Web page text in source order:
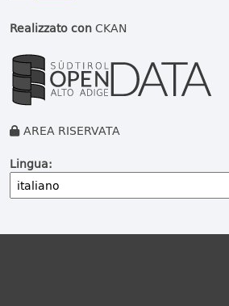
Realizzato conCKAN
AREA RISERVATA
Lingua